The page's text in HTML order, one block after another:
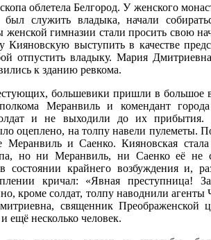
облетела Белгород. У женского
служить владыка, начали
женской гимназии стали просить свою
выступить в качестве
отпустить владыку. Мария
к зданию ревкома.
большевики пришли в большое
Меранвиль и комендант
и не выходили до их прибытия.
оцеплено, на толпу навели пулеметы.
Меранвиль и Саенко. Кияновская стала
но ни Меранвиль, ни Саенко её не
состоянии крайнего возбуждения и,
кричал: «Явная преступница!
кроме солдат, толпу наводнили
священник Преображенской
ещё несколько человек.